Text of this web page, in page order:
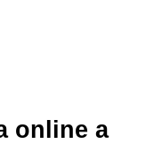
online a